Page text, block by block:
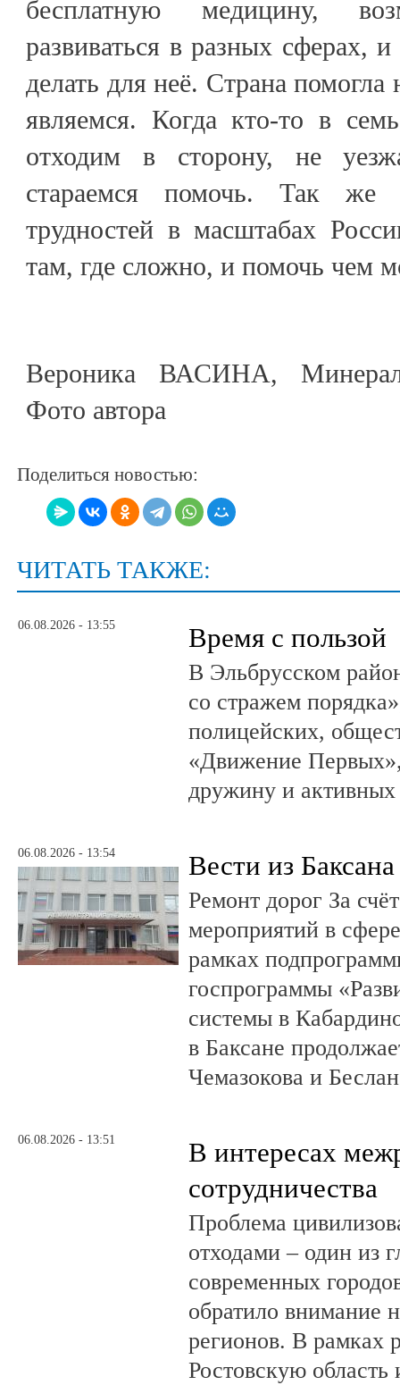
бесплатную медицину,
развиваться в разных сферах,
делать для неё. Страна
являемся. Когда кто-то в
отходим в сторону, не
стараемся помочь. Так
трудностей в масштабах
там, где сложно, и помочь чем
Вероника ВАСИНА,
Фото автора
Поделиться новостью:
ЧИТАТЬ ТАКЖЕ:
06.08.2026 - 13:55 Время с пользой
В Эльбрусском
со стражем
полицейских,
«Движение
дружину и
06.08.2026 - 13:54 Вести из Баксана
Ремонт дорог За
мероприятий в
рамках
госпрограммы
системы в
в Баксане
Чемазокова и
06.08.2026 - 13:51
В интересах
сотрудничества
Проблема
отходами – один из
современных
обратило внимание
регионов. В рамках
Ростовскую